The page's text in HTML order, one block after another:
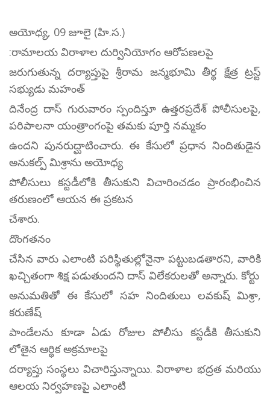
అయోధ్య, 09 జూలై (హి.స.)
:రామాలయ విరాళాల దుర్వినియోగం ఆరోపణలపై
జరుగుతున్న దర్యాప్తుపై శ్రీరామ జన్మభూమి తీర్థ క్షేత్ర ట్రస్ట్
సభ్యుడు మహంత్
దినేంద్ర దాస్ గురువారం స్పందిస్తూ ఉత్తరప్రదేశ్ పోలీసులపై,
పరిపాలనా యంత్రాంగంపై తమకు పూర్తి నమ్మకం
ఉందని పునరుద్ఘాటించారు. ఈ కేసులో ప్రధాన నిందితుడైన
అనుకల్ప్ మిశ్రాను అయోధ్య
పోలీసులు కస్టడీలోకి తీసుకుని విచారించడం ప్రారంభించిన
తరుణంలో ఆయన ఈ ప్రకటన
చేశారు.
దొంగతనం
చేసిన వారు ఎలాంటి పరిస్థితుల్లోనైనా పట్టుబడతారని, వారికి
ఖచ్చితంగా శిక్ష పడుతుందని దాస్ విలేకరులతో అన్నారు. కోర్టు
అనుమతితో ఈ కేసులో సహ నిందితులు లవకుష్ మిశ్రా,
కరుణేష్
పాండేలను కూడా ఏడు రోజుల పోలీసు కస్టడీకి తీసుకుని
లోతైన ఆర్థిక అక్రమాలపై
దర్యాప్తు సంస్థలు విచారిస్తున్నాయి. విరాళాల భద్రత మరియు
ఆలయ నిర్వహణపై ఎలాంటి